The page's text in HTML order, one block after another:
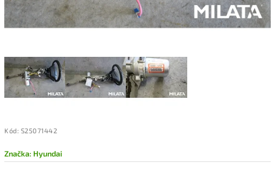
Kód: S25071442
Značka: Hyundai